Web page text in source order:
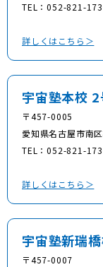
TEL：052-821-
詳しくはこちら＞
宇宙塾本校 2
〒457-0005
愛知県名古屋市南
TEL：052-821-
詳しくはこちら＞
宇宙塾新瑞
〒457-0007